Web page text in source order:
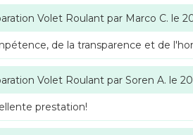
Volet Roulant par Marco C. le
de la transparence et de
Volet Roulant par Soren A. le
prestation!